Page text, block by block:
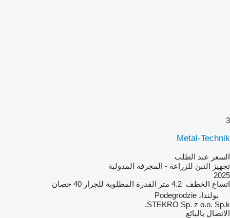
3
Metal-Technik
السعر عند الطلب
تجهيز التبن للزراعة - المجرفه المدولبة
2025
اتساع الخطف 4.2 متر القدرة المطلوبة للجرار 40 حصان
بولندا، Podegrodzie
STEKRO Sp. z o.o. Sp.k.
الاتصال بالبائع